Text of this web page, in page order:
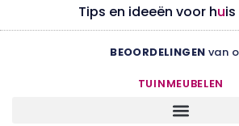
Tips en ideeën voor hu
BEOORDELINGEN van
TUINMEUBELEN